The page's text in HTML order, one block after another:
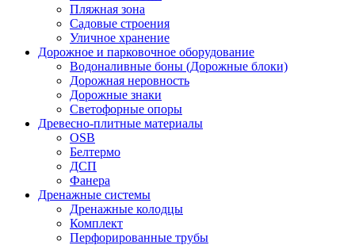
Пляжная зона
Садовые строения
Уличное хранение
Дорожное и парковочное оборудование
Водоналивные боны (Дорожные блоки)
Дорожная неровность
Дорожные знаки
Светофорные опоры
Древесно-плитные материалы
OSB
Белтермо
ДСП
Фанера
Дренажные системы
Дренажные колодцы
Комплект
Перфорированные трубы